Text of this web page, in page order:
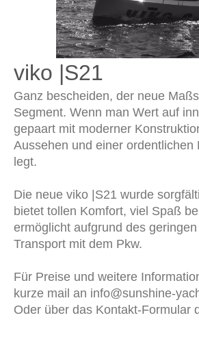
viko |S21
Ganz bescheiden, der neue
Segment. Wenn man Wert auf
gepaart mit moderner
Aussehen und einer ordentlichen
legt.
Die neue viko |S21 wurde
bietet tollen Komfort, viel Spaß
ermöglicht aufgrund des
Transport mit dem Pkw.
Für Preise und weitere
kurze mail an info@sunshine-
Oder über das Kontakt-Formular